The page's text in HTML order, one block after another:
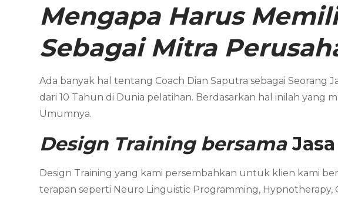
Mengapa Harus
Sebagai Mitra
Ada banyak hal tentang Coach Dian Saputra sebagai Seorang
dari 10 Tahun di Dunia pelatihan. Berdasarkan hal inilah yang
Umumnya.
Design Training bersama
Design Training yang kami persembahkan untuk klien kami
terapan seperti Neuro Linguistic Programming,